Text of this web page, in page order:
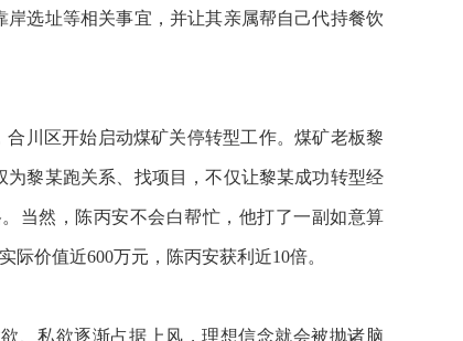
选址等相关事宜，并让其亲属帮自己代持餐饮
川区开始启动煤矿关停转型工作。煤矿老板黎
黎某跑关系、找项目，不仅让黎某成功转型经
当然，陈丙安不会白帮忙，他打了一副如意算
价值近600万元，陈丙安获利近10倍。
、私欲逐渐占据上风，理想信念就会被抛诸脑